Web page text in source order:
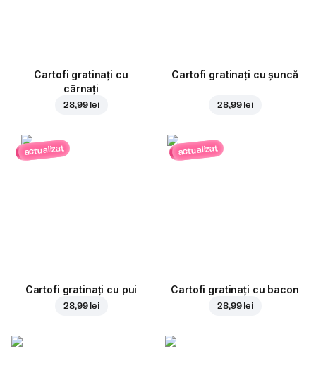
Cartofi gratinați cu
cârnați
28,99 lei
Cartofi gratinați cu șuncă
28,99 lei
actualizat
Cartofi gratinați cu pui
28,99 lei
actualizat
Cartofi gratinați cu bacon
28,99 lei